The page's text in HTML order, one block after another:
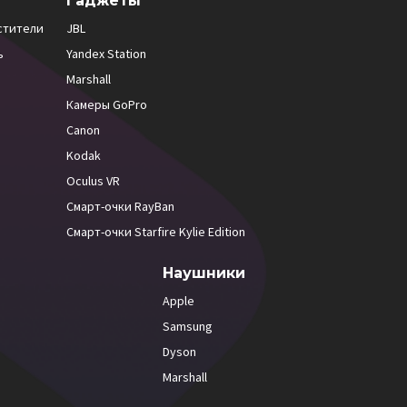
JBL
Yandex Station
Marshall
Камеры GoPro
Canon
Kodak
Oculus VR
Смарт-очки RayBan
Смарт-очки Starfire Kylie Edition
Наушники
Apple
Samsung
Dyson
Marshall